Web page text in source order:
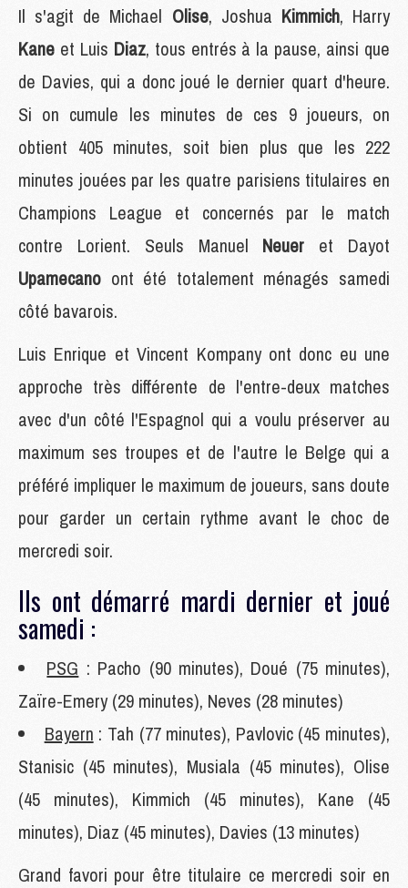
Il s'agit de Michael Olise, Joshua Kimmich, Harry
Kane et Luis Diaz, tous entrés à la pause, ainsi que
de Davies, qui a donc joué le dernier quart d'heure.
Si on cumule les minutes de ces 9 joueurs, on
obtient 405 minutes, soit bien plus que les 222
minutes jouées par les quatre parisiens titulaires en
Champions League et concernés par le match
contre Lorient. Seuls Manuel Neuer et Dayot
Upamecano ont été totalement ménagés samedi
côté bavarois.
Luis Enrique et Vincent Kompany ont donc eu une
approche très différente de l'entre-deux matches
avec d'un côté l'Espagnol qui a voulu préserver au
maximum ses troupes et de l'autre le Belge qui a
préféré impliquer le maximum de joueurs, sans doute
pour garder un certain rythme avant le choc de
mercredi soir.
Ils ont démarré mardi dernier et joué
samedi :
PSG : Pacho (90 minutes), Doué (75 minutes),
Zaïre-Emery (29 minutes), Neves (28 minutes)
Bayern : Tah (77 minutes), Pavlovic (45 minutes),
Stanisic (45 minutes), Musiala (45 minutes), Olise
(45 minutes), Kimmich (45 minutes), Kane (45
minutes), Diaz (45 minutes), Davies (13 minutes)
Grand favori pour être titulaire ce mercredi soir en